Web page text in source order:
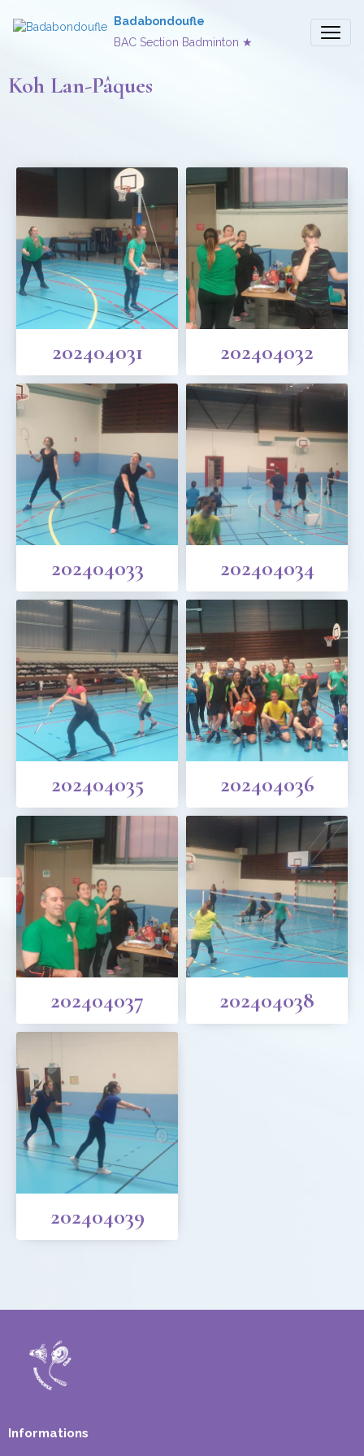
Badabondoufle
BAC Section Badminton ★
Koh Lan-Pâques
202404031 202404032
202404033 202404034
202404035 202404036
202404037 202404038
202404039
Informations